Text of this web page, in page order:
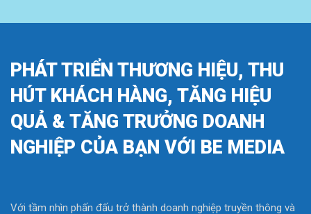
PHÁT TRIỂN THƯƠNG HIỆU, THU
HÚT KHÁCH HÀNG, TĂNG HIỆU
QUẢ & TĂNG TRƯỞNG DOANH
NGHIỆP CỦA BẠN VỚI BE MEDIA
Với tầm nhìn phấn đấu trở thành doanh nghiệp truyền thông và